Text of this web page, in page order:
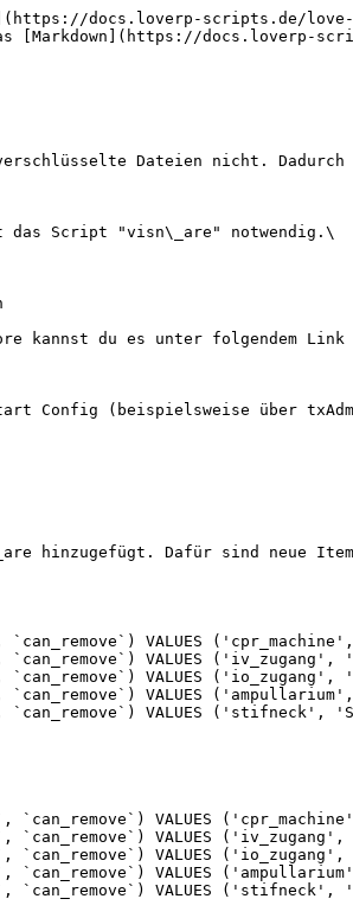
docs.loverp-scripts.de/
[Markdown](https://docs.loverp-
Dateien nicht.
das Script "visn\_are" notwendig.\
kannst du es unter folgendem
Config (beispielsweise über
hinzugefügt. Dafür sind neue
VALUES
VALUES
VALUES
VALUES
VALUES
VALUES
`can_remove`) VALUES
`can_remove`) VALUES
VALUES
`can_remove`) VALUES